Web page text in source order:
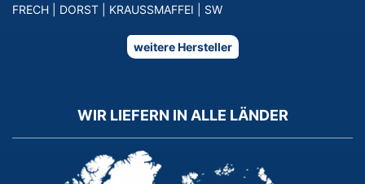
FRECH
DORST KRAUSSMAFFEI SW
weitere Hersteller
WIR LIEFERN IN ALLE LÄNDER